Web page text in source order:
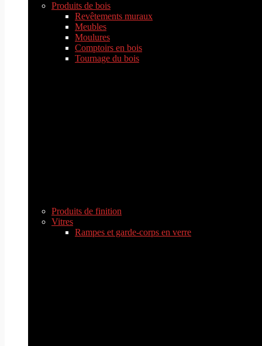
Produits de bois
Revêtements muraux
Meubles
Moulures
Comptoirs en bois
Tournage du bois
Produits de finition
Vitres
Rampes et garde-corps en verre